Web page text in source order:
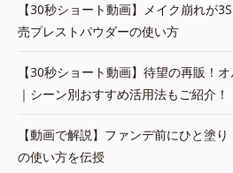
【30秒ショート動画】メイク崩れが
売プレストパウダーの使い方
【30秒ショート動画】待望の再販！
｜シーン別おすすめ活用法もご紹介！
【動画で解説】ファンデ前にひと塗
の使い方を伝授